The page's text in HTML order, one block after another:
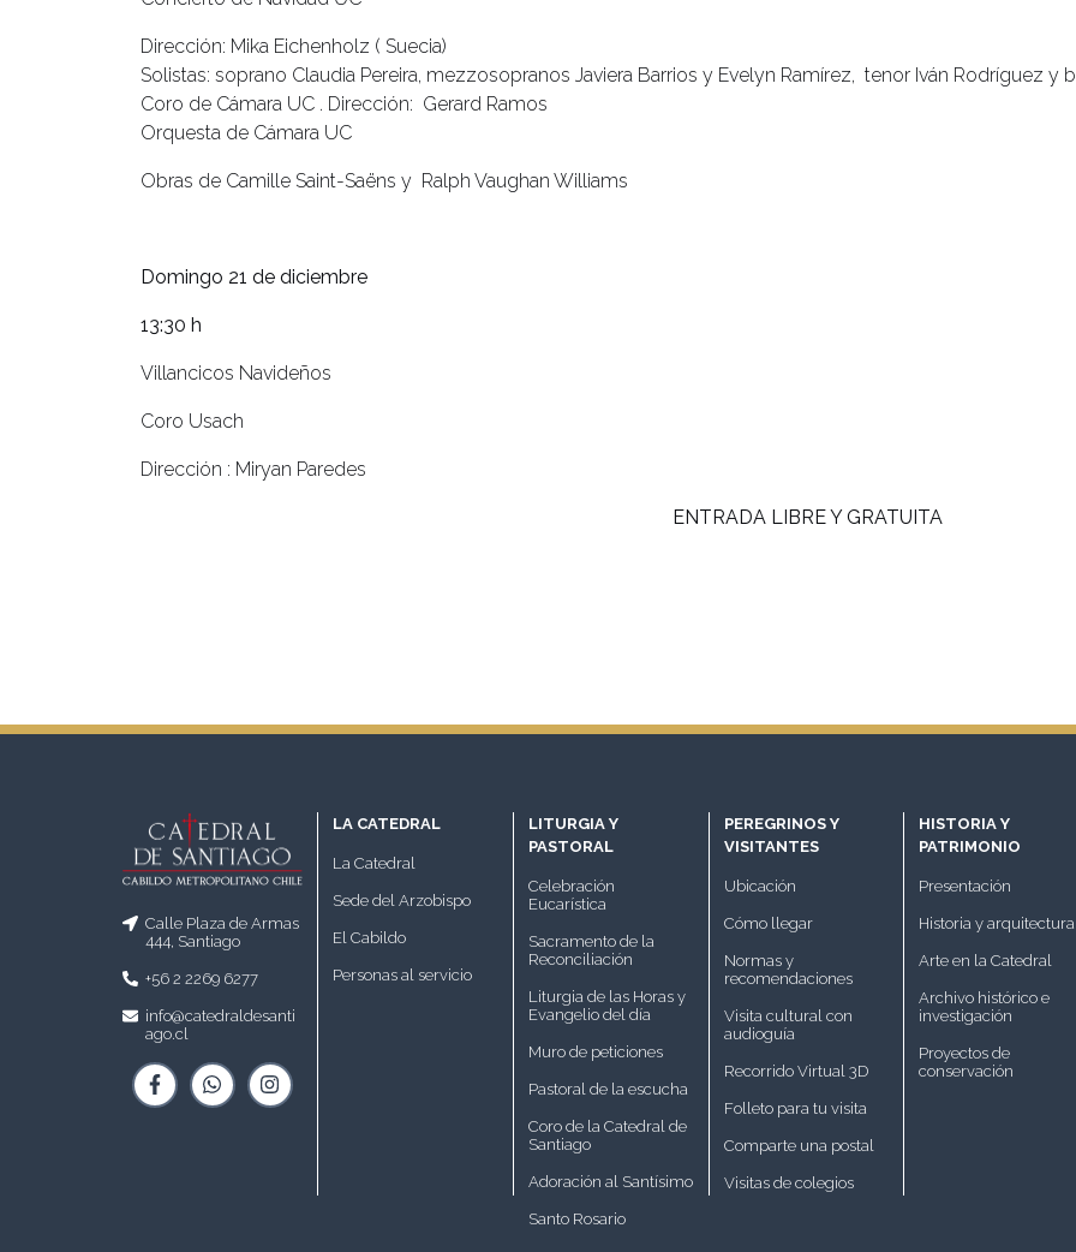
Dirección: Mika Eichenholz ( Suecia)
Solistas: soprano Claudia Pereira, mezzosopranos Javiera Barrios y Evelyn Ramírez, tenor Iván Rodríguez y
Coro de Cámara UC . Dirección: Gerard Ramos
Orquesta de Cámara UC
Obras de Camille Saint-Saëns y Ralph Vaughan Williams
Domingo 21 de diciembre
13:30 h
Villancicos Navideños
Coro Usach
Dirección : Miryan Paredes
ENTRADA LIBRE Y GRATUITA
Calle Plaza de Armas
444, Santiago
+56 2 2269 6277
info@catedraldesanti
ago.cl
LA CATEDRAL
La Catedral
Sede del Arzobispo
El Cabildo
Personas al servicio
LITURGIA Y
PASTORAL
Celebración
Eucarística
Sacramento de la
Reconciliación
Liturgia de las Horas y
Evangelio del día
Muro de peticiones
Pastoral de la escucha
Coro de la Catedral de
Santiago
Adoración al Santísimo
Santo Rosario
PEREGRINOS Y
VISITANTES
Ubicación
Cómo llegar
Normas y
recomendaciones
Visita cultural con
audioguía
Recorrido Virtual 3D
Folleto para tu visita
Comparte una postal
Visitas de colegios
HISTORIA Y
PATRIMONIO
Presentación
Historia y arquitectura
Arte en la Catedral
Archivo histórico e
investigación
Proyectos de
conservación